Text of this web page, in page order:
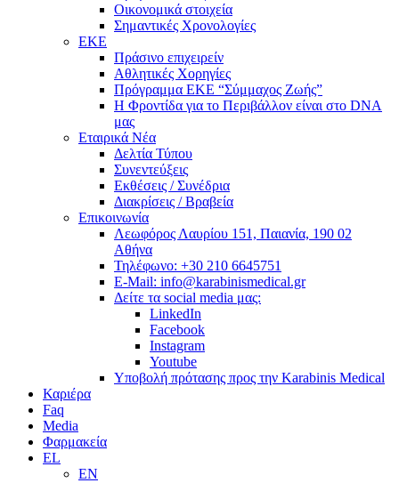
Οικονομικά στοιχεία
Σημαντικές Χρονολογίες
ΕΚΕ
Πράσινο επιχειρείν
Αθλητικές Χορηγίες
Πρόγραμμα ΕΚΕ “Σύμμαχος Ζωής”
Η Φροντίδα για το Περιβάλλον είναι στο DNA
μας
Εταιρικά Νέα
Δελτία Τύπου
Συνεντεύξεις
Εκθέσεις / Συνέδρια
Διακρίσεις / Βραβεία
Επικοινωνία
Λεωφόρος Λαυρίου 151, Παιανία, 190 02
Αθήνα
Τηλέφωνο: +30 210 6645751
E-Mail: info@karabinismedical.gr
Δείτε τα social media μας:
LinkedIn
Facebook
Instagram
Youtube
Υποβολή πρότασης προς την Karabinis Medical
Καριέρα
Faq
Media
Φαρμακεία
EL
EN